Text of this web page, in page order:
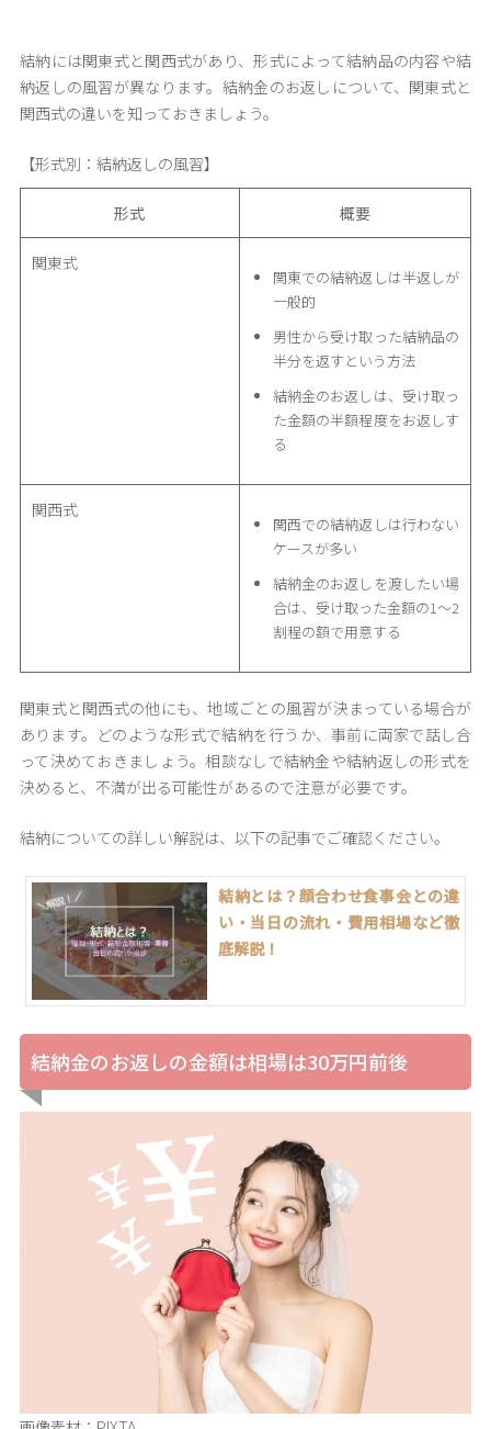
結納には関東式と関西式があり、形式によって結納品の内容や結
納返しの風習が異なります。結納金のお返しについて、関東式と
関西式の違いを知っておきましょう。
【形式別：結納返しの風習】
形式 概要
関東式
関東での結納返しは半返しが
一般的
男性から受け取った結納品の
半分を返すという方法
結納金のお返しは、受け取っ
た金額の半額程度をお返しす
る
関西式
関西での結納返しは行わない
ケースが多い
結納金のお返しを渡したい場
合は、受け取った金額の1～2
割程の額で用意する
関東式と関西式の他にも、地域ごとの風習が決まっている場合が
あります。どのような形式で結納を行うか、事前に両家で話し合
って決めておきましょう。相談なしで結納金や結納返しの形式を
決めると、不満が出る可能性があるので注意が必要です。
結納についての詳しい解説は、以下の記事でご確認ください。
結納とは？顔合わせ食事会との違
い・当日の流れ・費用相場など徹
底解説！
結納金のお返しの金額は相場は30万円前後